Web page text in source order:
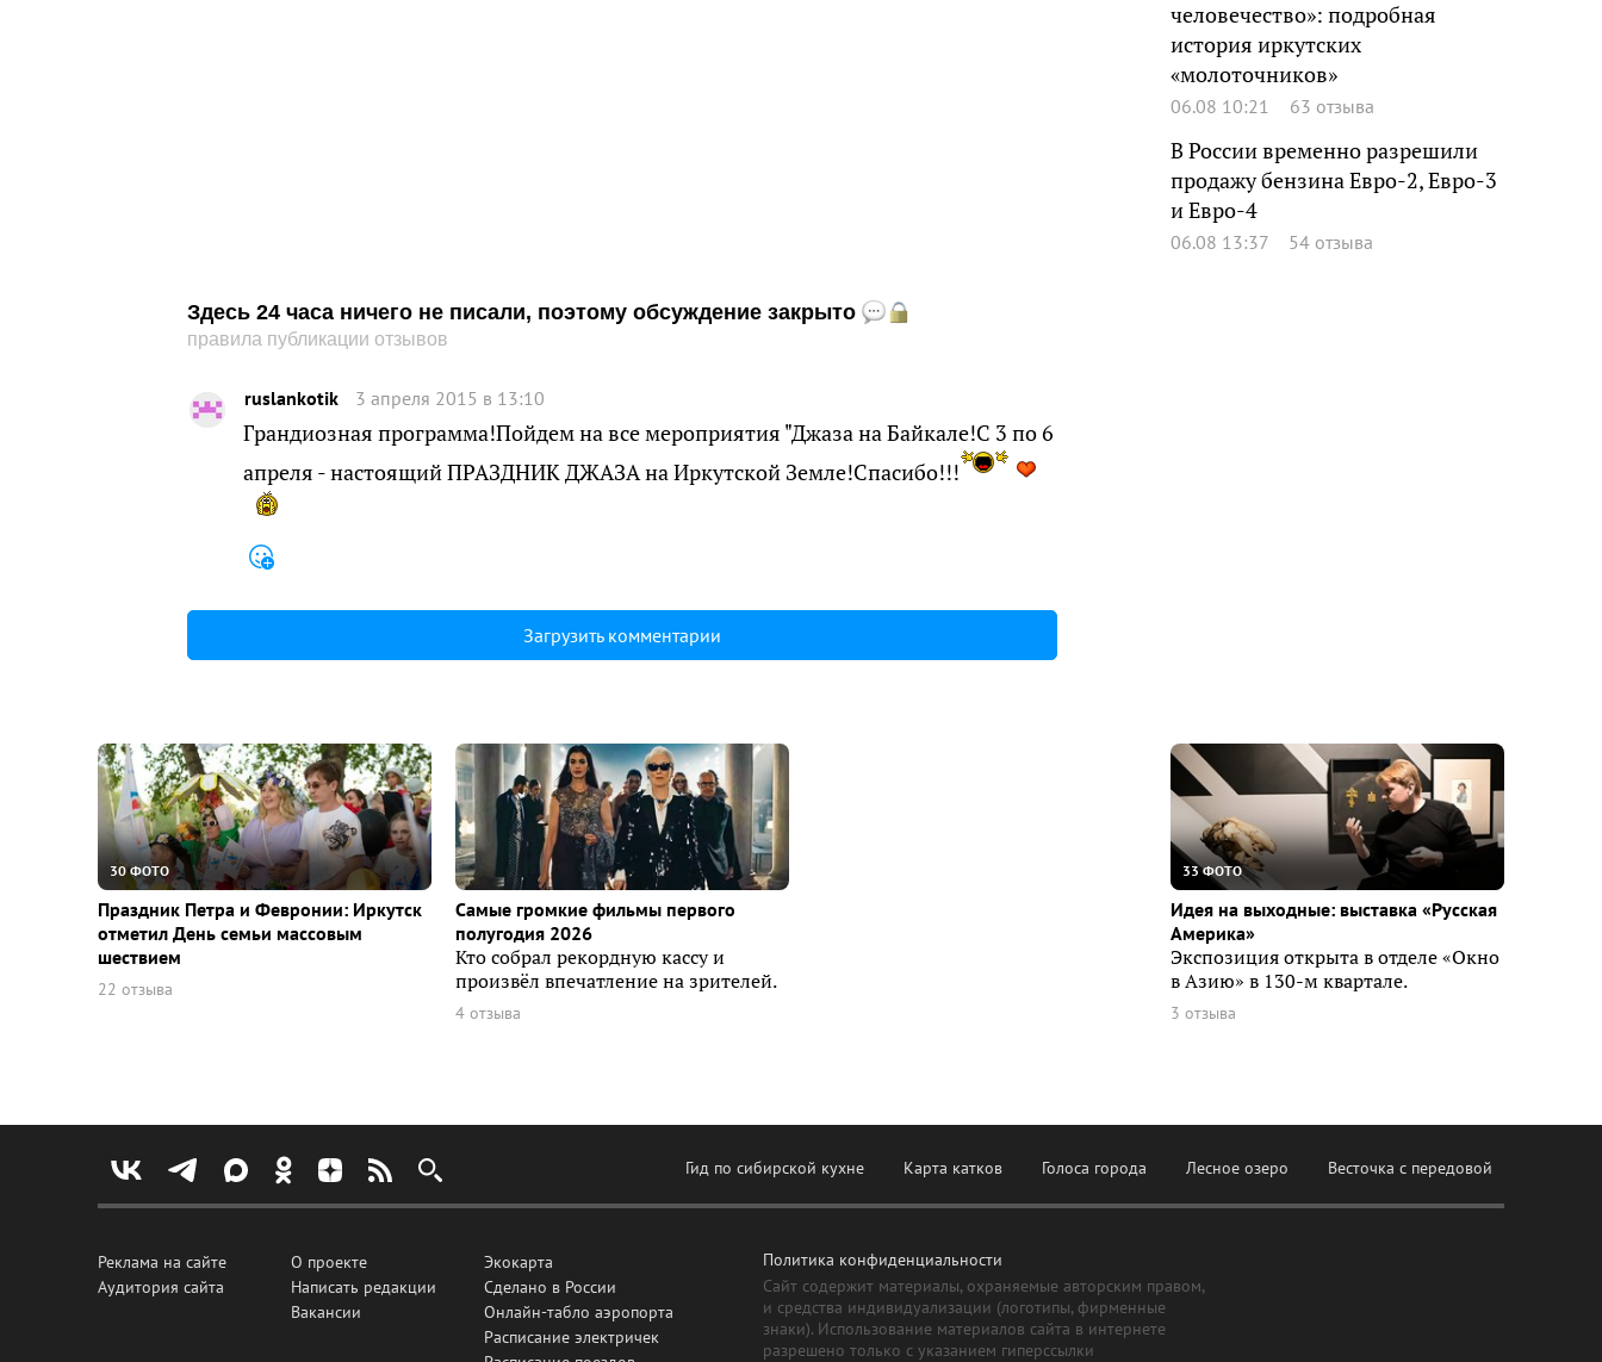
Здесь 24 часа ничего не писали, поэтому обсуждение закрыто
правила публикации отзывов
ruslankotik 3 апреля 2015 в 13:10
Грандиозная программа!Пойдем на все мероприятия "Джаза на Байкале!С 3 по 6
апреля - настоящий ПРАЗДНИК ДЖАЗА на Иркутской Земле!Спасибо!!!
Загрузить комментарии
человечество»: подробная
история иркутских
«молоточников»
06.08 10:21 63 отзыва
В России временно разрешили
продажу бензина Евро-2, Евро-3
и Евро-4
06.08 13:37 54 отзыва
30 ФОТО
Праздник Петра и Февронии: Иркутск
отметил День семьи массовым
шествием
22 отзыва
Самые громкие фильмы первого
полугодия 2026
Кто собрал рекордную кассу и
произвёл впечатление на зрителей.
4 отзыва
33 ФОТО
Идея на выходные: выставка «Русская
Америка»
Экспозиция открыта в отделе «Окно
в Азию» в 130-м квартале.
3 отзыва
Гид по сибирской кухне Карта катков Голоса города Лесное озеро Весточка с передовой
Реклама на сайте
Аудитория сайта
О проекте
Написать редакции
Вакансии
Экокарта
Сделано в России
Онлайн-табло аэропорта
Расписание электричек
Политика конфиденциальности
Сайт содержит материалы, охраняемые авторским правом,
и средства индивидуализации (логотипы, фирменные
знаки). Использование материалов сайта в интернете
разрешено только с указанием гиперссылки